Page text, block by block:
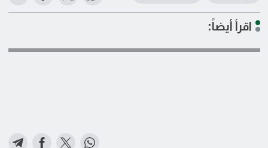
اقرأ أيضاً: